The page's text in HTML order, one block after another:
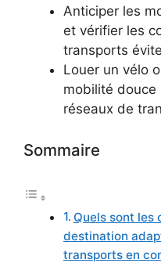
Anticiper les
et vérifier les
transports
Louer un vélo
mobilité douce
réseaux de
Sommaire
Quels sont les
destination
transports en